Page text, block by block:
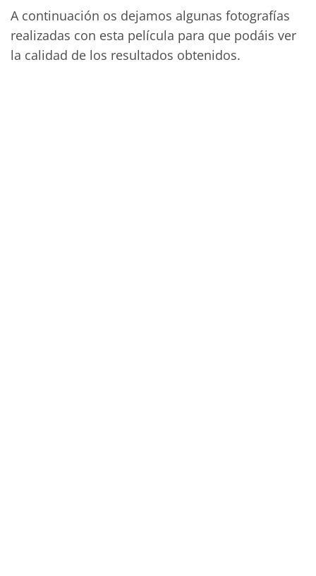
A continuación os dejamos algunas fotografías
realizadas con esta película para que podáis ver
la calidad de los resultados obtenidos.